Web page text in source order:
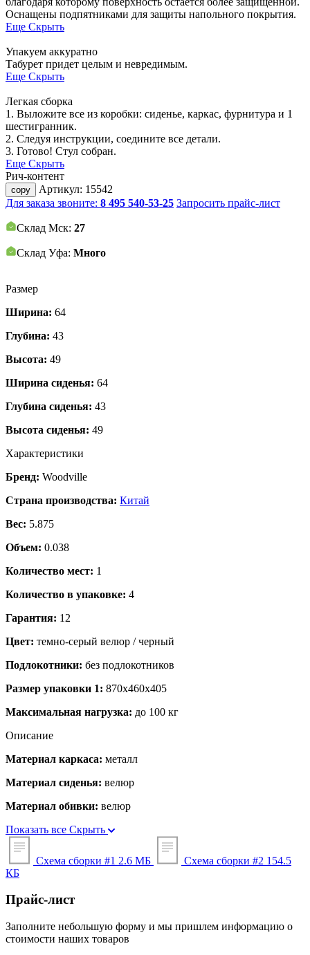
Оснащены подпятниками для защиты напольного покрытия.
Еще Скрыть
Упакуем аккуратно
Табурет придет целым и невредимым.
Еще Скрыть
Легкая сборка
1. Выложите все из коробки: сиденье, каркас, фурнитура и 1
шестигранник.
2. Следуя инструкции, соедините все детали.
3. Готово! Стул собран.
Еще Скрыть
Рич-контент
copy Артикул: 15542
Для заказа звоните: 8 495 540-53-25 Запросить прайс-лист
Склад Мск: 27
Склад Уфа: Много
Размер
Ширина: 64
Глубина: 43
Высота: 49
Ширина сиденья: 64
Глубина сиденья: 43
Высота сиденья: 49
Характеристики
Бренд: Woodville
Страна производства: Китай
Вес: 5.875
Объем: 0.038
Количество мест: 1
Количество в упаковке: 4
Гарантия: 12
Цвет: темно-серый велюр / черный
Подлокотники: без подлокотников
Размер упаковки 1: 870x460x405
Максимальная нагрузка: до 100 кг
Описание
Материал каркаса: металл
Материал сиденья: велюр
Материал обивки: велюр
Показать все Скрыть
Схема сборки #1 2.6 МБ Схема сборки #2 154.5
КБ
Прайс-лист
Заполните небольшую форму и мы пришлем информацию о
стоимости наших товаров